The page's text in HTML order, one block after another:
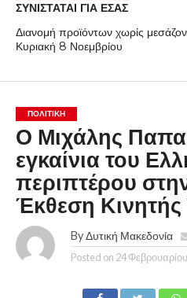
ΣΥΝΙΣΤΑΤΑΙ ΓΙΑ ΕΣΑΣ
Διανομή προϊόντων χωρίς
Κυριακή 8 Νοεμβρίου
ΠΟΛΙΤΙΚΉ
Ο Μιχάλης
εγκαίνια του
περιπτέρου
Έκθεση
By Δυτική Μακεδονία
Posted on 24